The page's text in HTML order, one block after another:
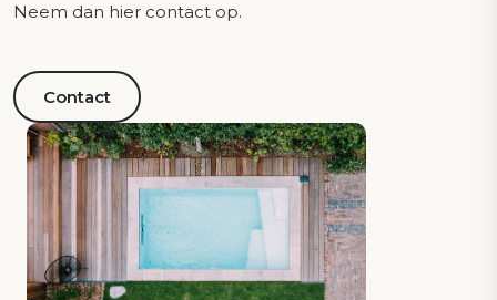
Neem dan hier contact op.
Contact